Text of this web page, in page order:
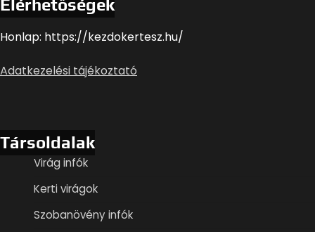
Elérhetőségek
Honlap: https://kezdokertesz.hu/
Adatkezelési tájékoztató
Társoldalak
Virág infók
Kerti virágok
Szobanövény infók